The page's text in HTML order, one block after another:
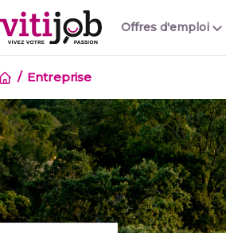
Offres d'emploi
Entreprise